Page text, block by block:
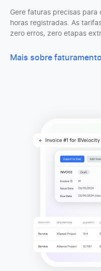
Gere faturas precisas
horas registradas. As
zero erros, zero etapas
Mais sobre